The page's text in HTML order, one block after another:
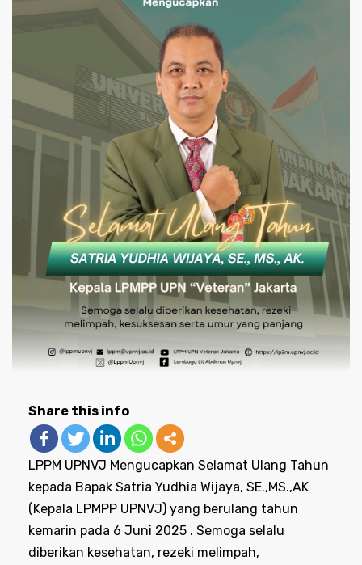
Share this info
LPPM UPNVJ Mengucapkan Selamat Ulang Tahun
kepada Bapak Satria Yudhia Wijaya, SE.,MS.,AK
(Kepala LPMPP UPNVJ) yang berulang tahun
kemarin pada 6 Juni 2025 . Semoga selalu
diberikan kesehatan, rezeki melimpah,